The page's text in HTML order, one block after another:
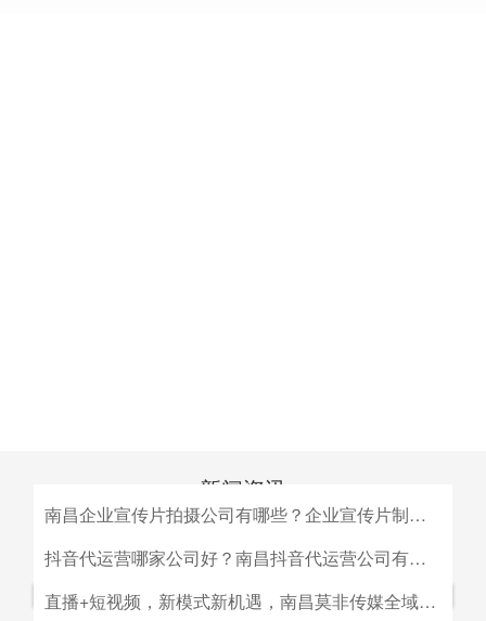
新闻资讯
南昌企业宣传片拍摄公司有哪些？企业宣传片制作公司哪家好
南昌企业宣传片拍摄公司有哪些？企业宣传片制作公司哪家
视宣传的规模，似乎企业宣传片是大企业才做得起的东西。
抖音代运营哪家公司好？南昌抖音代运营公司有哪些？
抖音代运营哪家公司好？南昌抖音代运营公司有哪些？抖音直播+短视频，新模式新机遇，南昌莫非传媒全域营销平台全新低成本精准拓客！